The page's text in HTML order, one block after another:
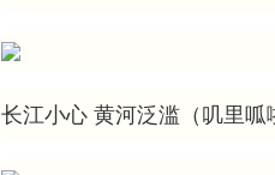
长江小心 黄河泛滥（叽里呱